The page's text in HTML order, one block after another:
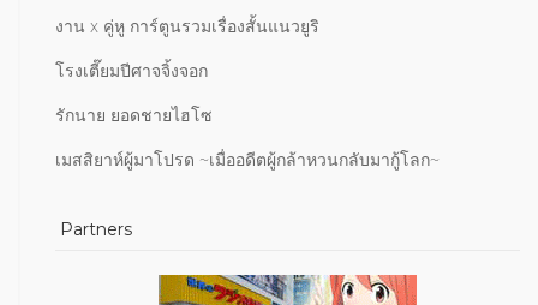
งาน x คู่หู การ์ตูนรวมเรื่องสั้นแนวยูริ
โรงเตี๊ยมปีศาจจิ้งจอก
รักนาย ยอดชายไฮโซ
เมสสิยาห์ผู้มาโปรด ~เมื่ออดีตผู้กล้าหวนกลับมากู้โลก~
Partners